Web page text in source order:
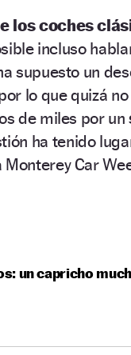
los coches
incluso
supuesto un
lo que quizá
de miles por un
ha tenido
Car
un capricho